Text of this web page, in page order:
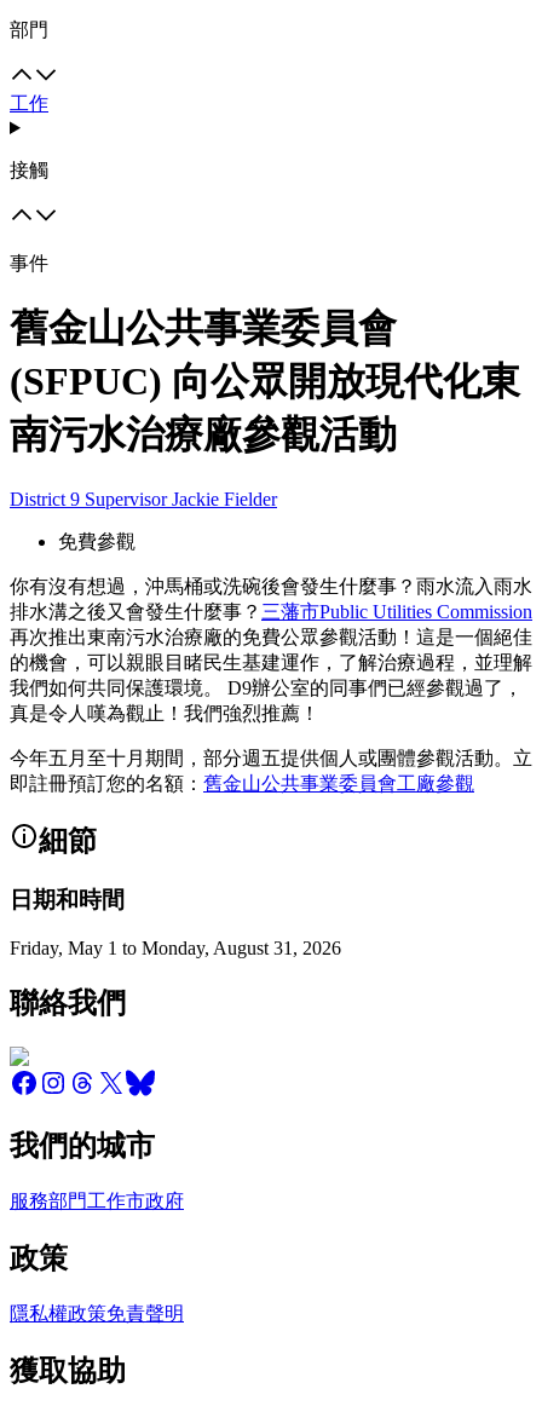
部門
工作
接觸
事件
舊金山公共事業委員會
(SFPUC) 向公眾開放現代化東
南污水治療廠參觀活動
District 9 Supervisor Jackie Fielder
免費參觀
你有沒有想過，沖馬桶或洗碗後會發生什麼事？雨水流入雨水
排水溝之後又會發生什麼事？ 三藩市Public Utilities Commission
再次推出東南污水治療廠的免費公眾參觀活動！這是一個絕佳
的機會，可以親眼目睹民生基建運作，了解治療過程，並理解
我們如何共同保護環境。 D9辦公室的同事們已經參觀過了，
真是令人嘆為觀止！我們強烈推薦！
今年五月至十月期間，部分週五提供個人或團體參觀活動。立
即註冊預訂您的名額： 舊金山公共事業委員會工廠參觀
細節
日期和時間
Friday, May 1 to Monday, August 31, 2026
聯絡我們
我們的城市
服務部門工作市政府
政策
隱私權政策免責聲明
獲取協助